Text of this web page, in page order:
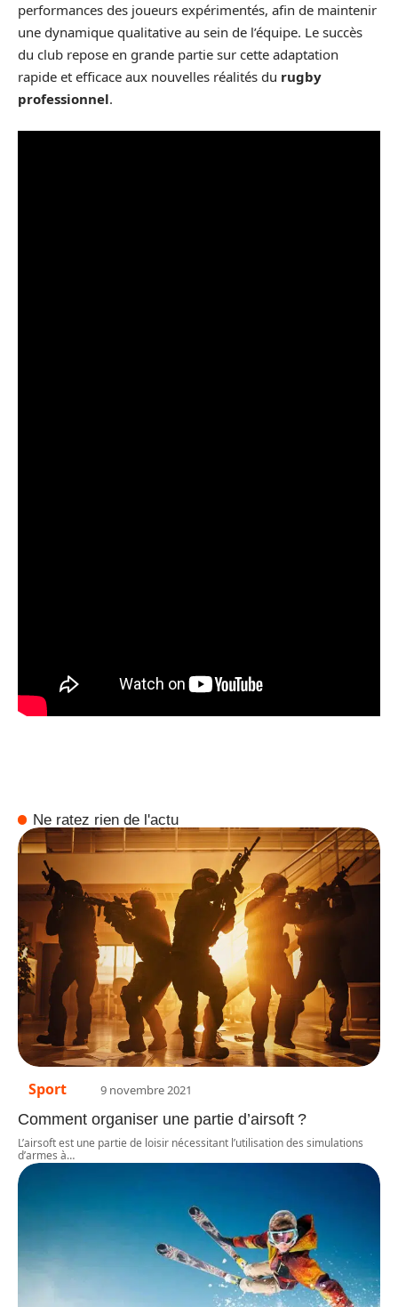
performances des joueurs expérimentés, afin de maintenir
une dynamique qualitative au sein de l’équipe. Le succès
du club repose en grande partie sur cette adaptation
rapide et efficace aux nouvelles réalités du rugby
professionnel.
Ne ratez rien de l'actu
Sport 9 novembre 2021
Comment organiser une partie d’airsoft ?
L’airsoft est une partie de loisir nécessitant l’utilisation des simulations
d’armes à…